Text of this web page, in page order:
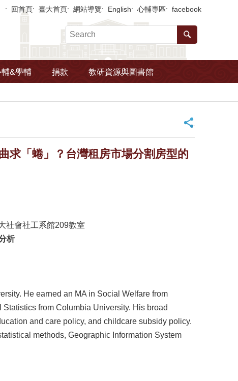
回首頁 臺大首頁 網站導覽 English 心輔專區 facebook
輔&學輔 捐款 教研資源與圖書館
_
求「蜷」？台灣租房市場分割房型的
社會社工系館209教室
析
He earned an MA in Social Welfare from
from Columbia University. His broad
and care policy, and childcare subsidy policy.
methods, Geographic Information System